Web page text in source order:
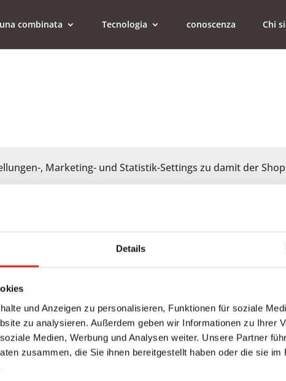
Details
und Anzeigen zu personalisieren, Funktionen für soziale
zu analysieren. Außerdem geben wir Informationen zu Ihrer
Medien, Werbung und Analysen weiter. Unsere Partner
zusammen, die Sie ihnen bereitgestellt haben oder die sie im
combinata Tecnologia conoscenza Chi
, Marketing- und Statistik-Settings zu damit der
Geduld
Anfrage